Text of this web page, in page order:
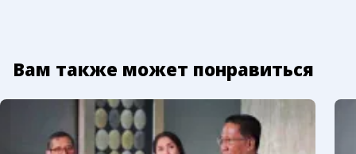
Вам также может понравиться